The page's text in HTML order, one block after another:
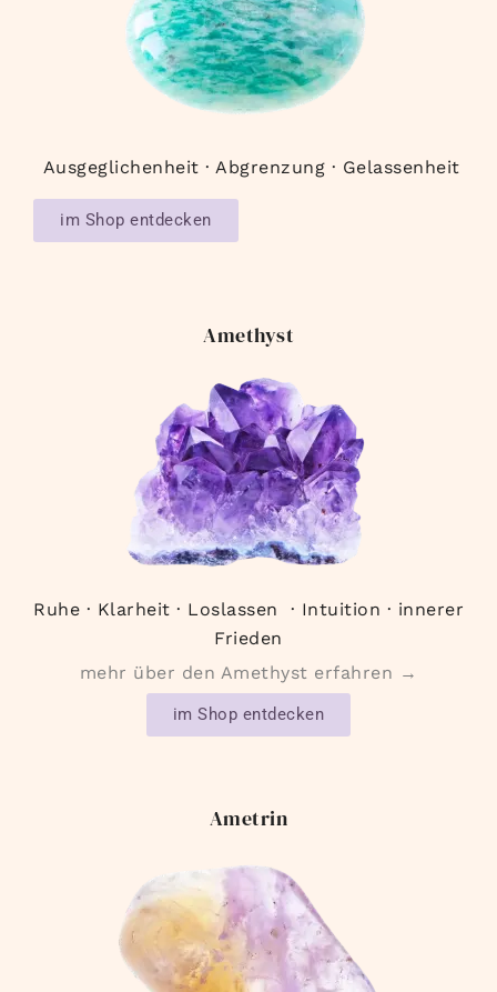
Ausgeglichenheit · Abgrenzung · Gelassenheit
im Shop entdecken
Amethyst
Ruhe · Klarheit · Loslassen · Intuition · innerer
Frieden
mehr über den Amethyst erfahren →
im Shop entdecken
Ametrin